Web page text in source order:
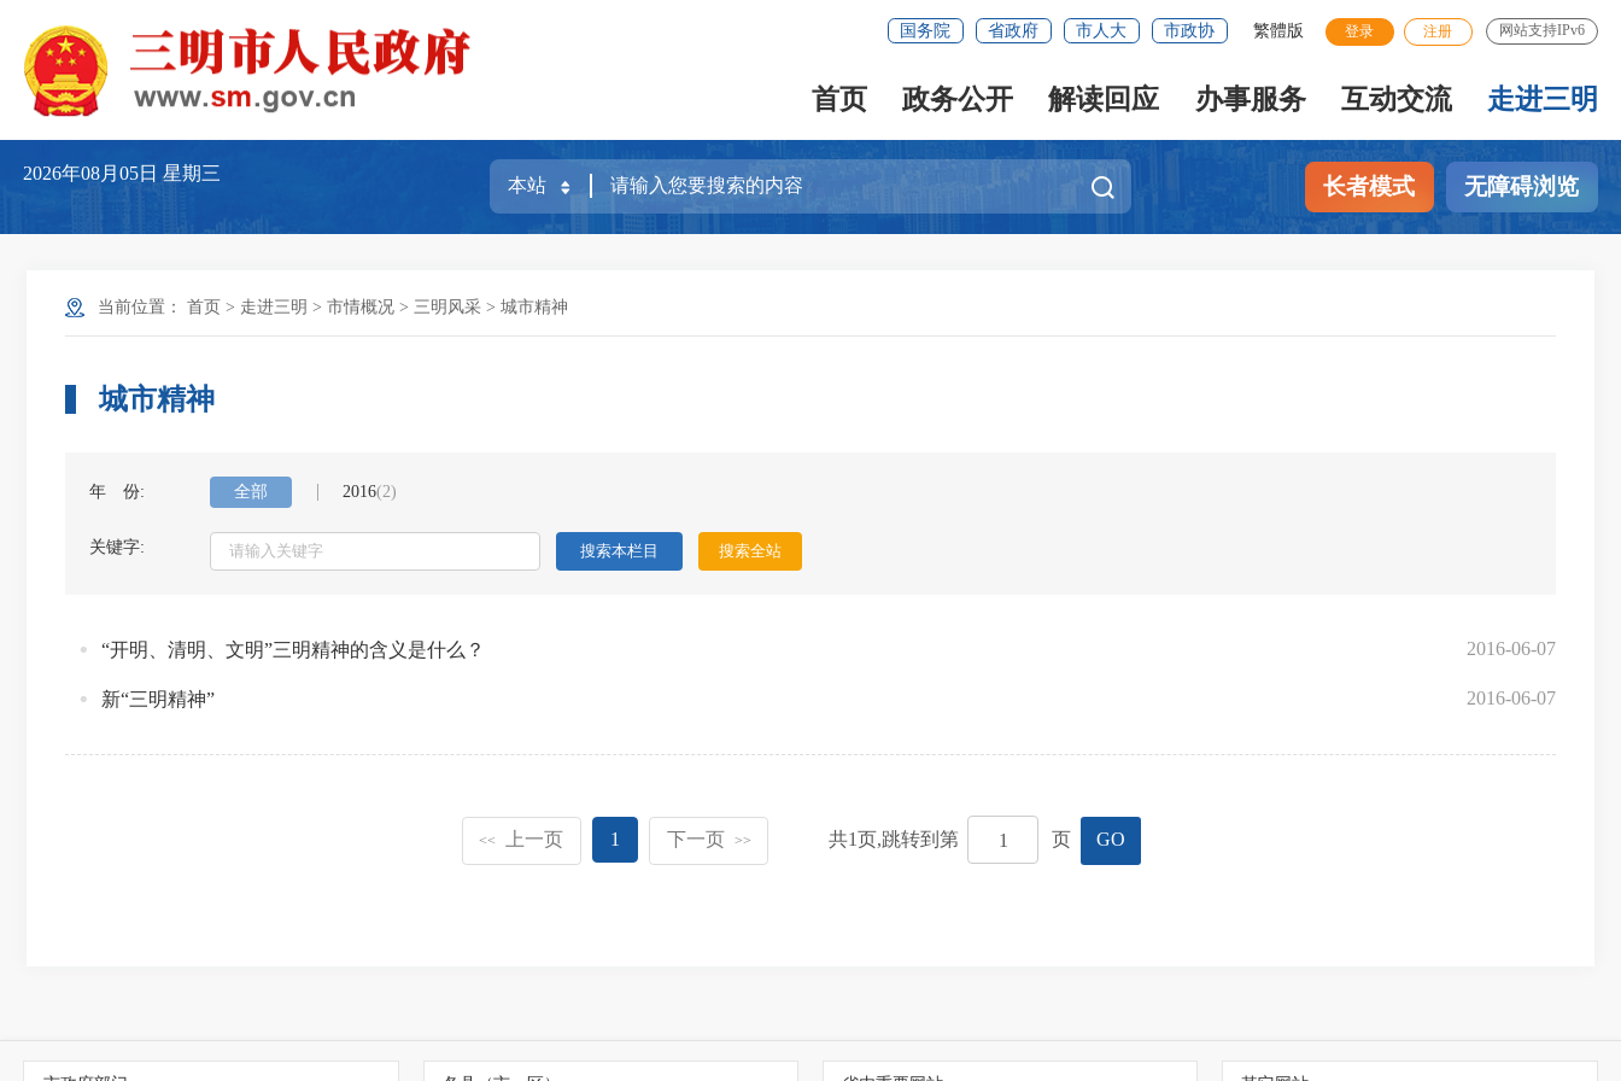
国务院 省政府 市人大 市政协 繁體版 登录 注册 网站支持IPv6
首页 政务公开 解读回应 办事服务 互动交流 走进三明
2026年08月05日星期三
长者模式 无障碍浏览
当前位置： 首页 > 走进三明 > 市情概况 > 三明风采 > 城市精神
城市精神
年 份: 全部 2016(2)
关键字:
2016-06-07
“开明、清明、文明”三明精神的含义是什么？
2016-06-07
新“三明精神”
<< 上一页 1 下一页 >> 共1页,跳转到第 页 GO